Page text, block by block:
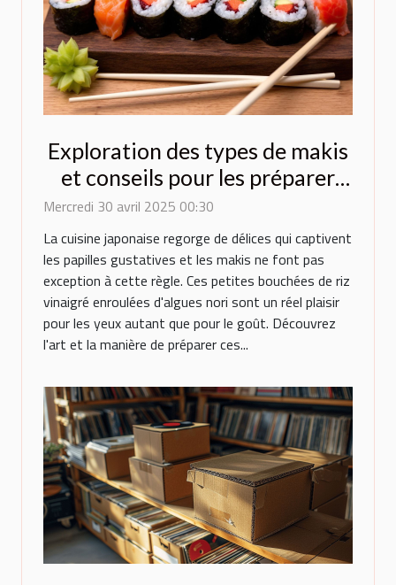
Exploration des types de makis
et conseils pour les préparer
chez soi
Mercredi 30 avril 2025 00:30
La cuisine japonaise regorge de délices qui captivent
les papilles gustatives et les makis ne font pas
exception à cette règle. Ces petites bouchées de riz
vinaigré enroulées d'algues nori sont un réel plaisir
pour les yeux autant que pour le goût. Découvrez
l'art et la manière de préparer ces...